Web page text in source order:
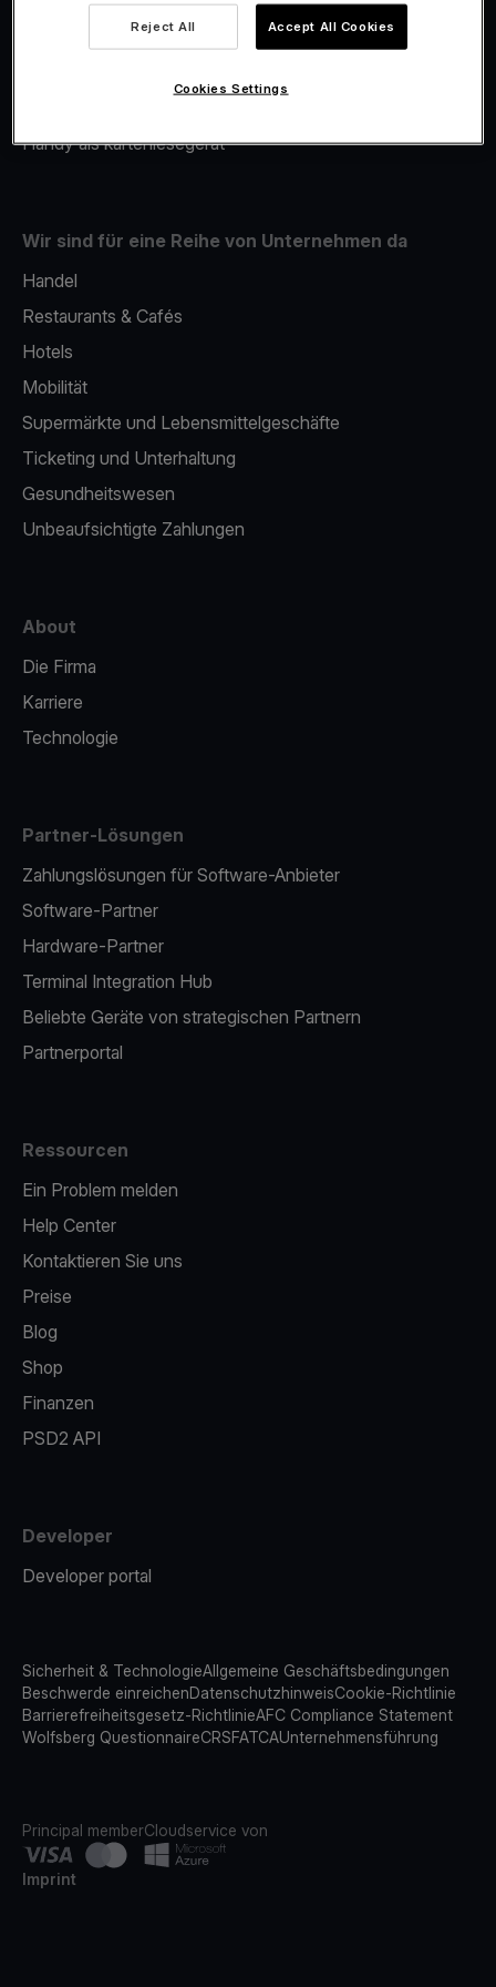
Merchant Advance
Handy als kartenlesegerät
Wir sind für eine Reihe von Unternehmen da
Handel
Restaurants & Cafés
Hotels
Mobilität
Supermärkte und Lebensmittelgeschäfte
Ticketing und Unterhaltung
Gesundheitswesen
Unbeaufsichtigte Zahlungen
About
Die Firma
Karriere
Technologie
Partner-Lösungen
Zahlungslösungen für Software-Anbieter
Software-Partner
Hardware-Partner
Terminal Integration Hub
Beliebte Geräte von strategischen Partnern
Partnerportal
Ressourcen
Ein Problem melden
Help Center
Kontaktieren Sie uns
Preise
Blog
Shop
Finanzen
PSD2 API
Developer
Developer portal
Sicherheit & TechnologieAllgemeine Geschäftsbedingungen
Beschwerde einreichenDatenschutzhinweisCookie-Richtlinie
Barrierefreiheitsgesetz-RichtlinieAFC Compliance Statement
Wolfsberg QuestionnaireCRSFATCAUnternehmensführung
Principal memberCloudservice von
Imprint
Reject All Accept All Cookies
Cookies Settings